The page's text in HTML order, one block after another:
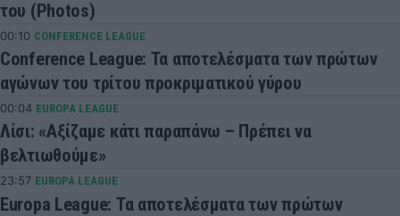
του (Photos)
00:10 CONFERENCE LEAGUE
Conference League: Τα αποτελέσματα των πρώτων
αγώνων του τρίτου προκριματικού γύρου
00:04 EUROPA LEAGUE
Λίσι: «Αξίζαμε κάτι παραπάνω – Πρέπει να
βελτιωθούμε»
23:57 EUROPA LEAGUE
Europa League: Τα αποτελέσματα των πρώτων